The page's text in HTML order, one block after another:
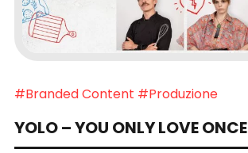
#Branded Content #Produzione
YOLO – YOU ONLY LOVE ONCE